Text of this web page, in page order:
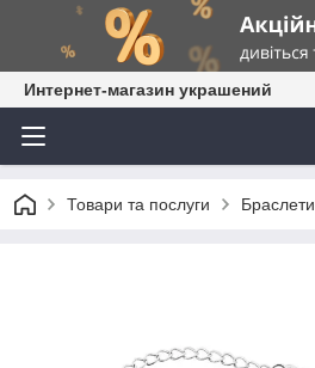
Интернет-магазин украшений
Товари та послуги Браслети